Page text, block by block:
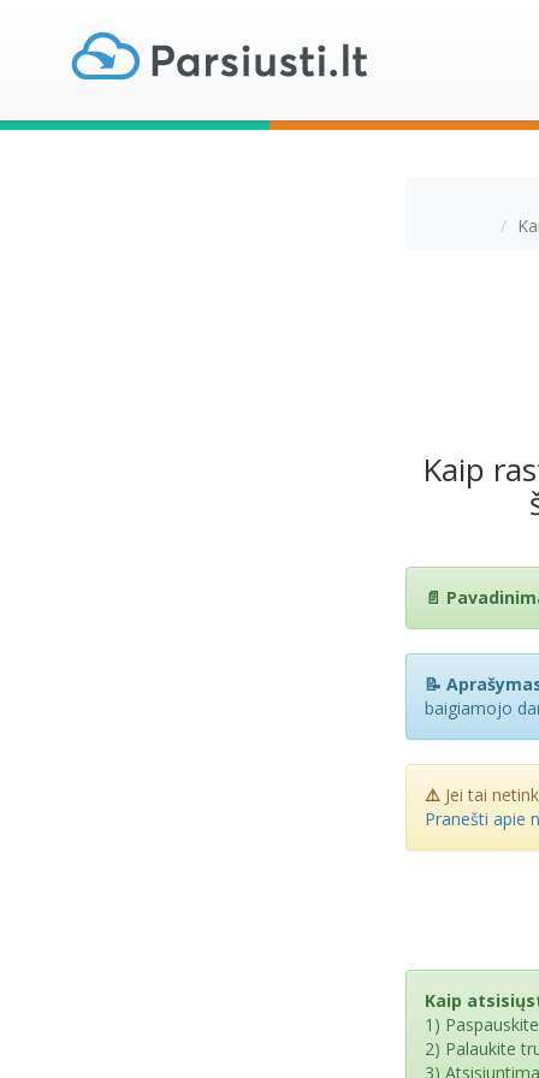
Kaip
📄
📝
baigiamojo
⚠️ Jei tai
Pranešti apie
Kaip
1)
2) Palaukite
3)